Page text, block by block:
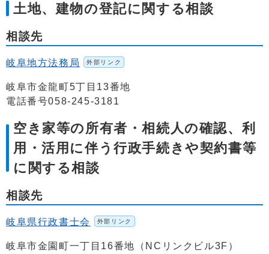
土地、建物の登記に関する相談
相談先
岐阜地方法務局 外部リンク
岐阜市金龍町5丁目13番地
電話番号058-245-3181
空き家等の所有者・相続人の確認、利
用・活用に伴う行政手続きや契約書等
に関する相談
相談先
岐阜県行政書士会 外部リンク
岐阜市金園町一丁目16番地（NCリンクビル3F）